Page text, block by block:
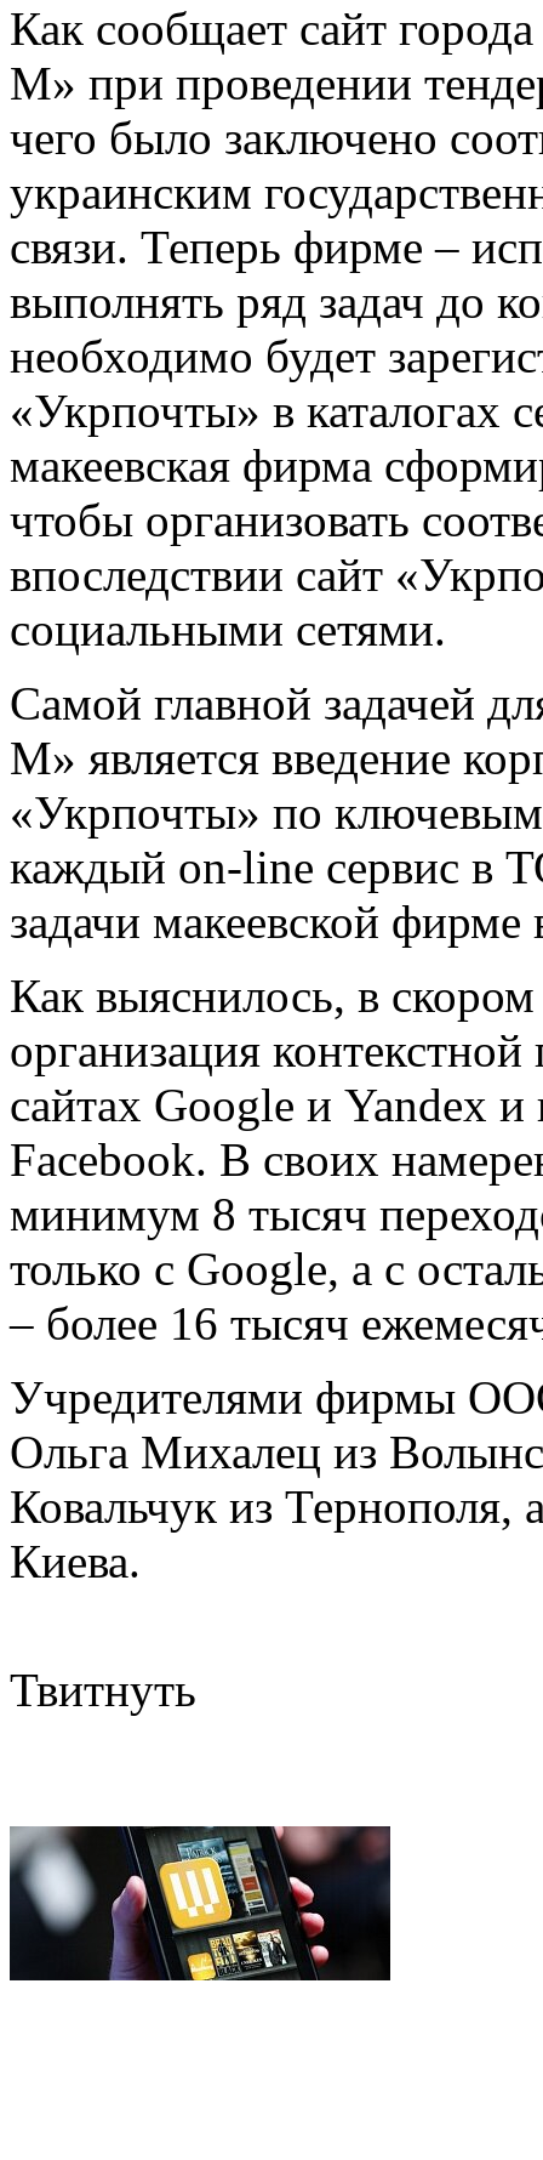
Как сообщает сайт
М» при проведении
чего было заключено
украинским
связи. Теперь фирме –
выполнять ряд задач до
необходимо будет
«Укрпочты» в каталогах
макеевская фирма
чтобы организовать
впоследствии сайт
социальными сетями.
Самой главной задачей
М» является введение
«Укрпочты» по ключевым
каждый on-line сервис в
задачи макеевской фирме
Как выяснилось, в
организация
сайтах Google и Yandex
Facebook. В своих
минимум 8 тысяч
только с Google, а с
– более 16 тысяч
Учредителями фирмы
Ольга Михалец из
Ковальчук из
Киева.
Твитнуть